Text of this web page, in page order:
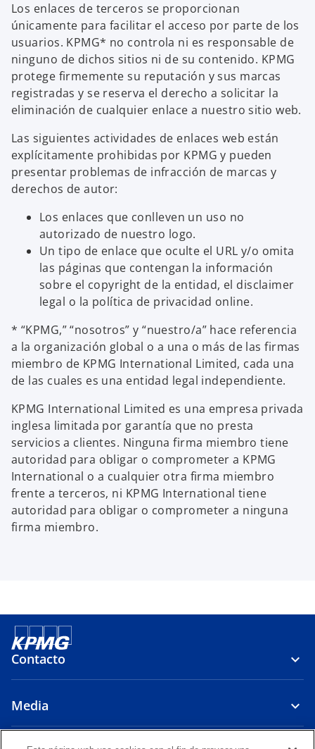
Los enlaces de terceros se proporcionan
únicamente para facilitar el acceso por parte de los
usuarios. KPMG* no controla ni es responsable de
ninguno de dichos sitios ni de su contenido. KPMG
protege firmemente su reputación y sus marcas
registradas y se reserva el derecho a solicitar la
eliminación de cualquier enlace a nuestro sitio web.
Las siguientes actividades de enlaces web están
explícitamente prohibidas por KPMG y pueden
presentar problemas de infracción de marcas y
derechos de autor:
Los enlaces que conlleven un uso no
autorizado de nuestro logo.
Un tipo de enlace que oculte el URL y/o omita
las páginas que contengan la información
sobre el copyright de la entidad, el disclaimer
legal o la política de privacidad online.
* “KPMG,” “nosotros” y “nuestro/a” hace referencia
a la organización global o a una o más de las firmas
miembro de KPMG International Limited, cada una
de las cuales es una entidad legal independiente.
KPMG International Limited es una empresa privada
inglesa limitada por garantía que no presta
servicios a clientes. Ninguna firma miembro tiene
autoridad para obligar o comprometer a KPMG
International o a cualquier otra firma miembro
frente a terceros, ni KPMG International tiene
autoridad para obligar o comprometer a ninguna
firma miembro.
Contacto
Media